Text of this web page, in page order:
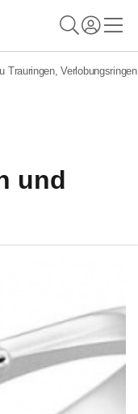
Trauringen,
und